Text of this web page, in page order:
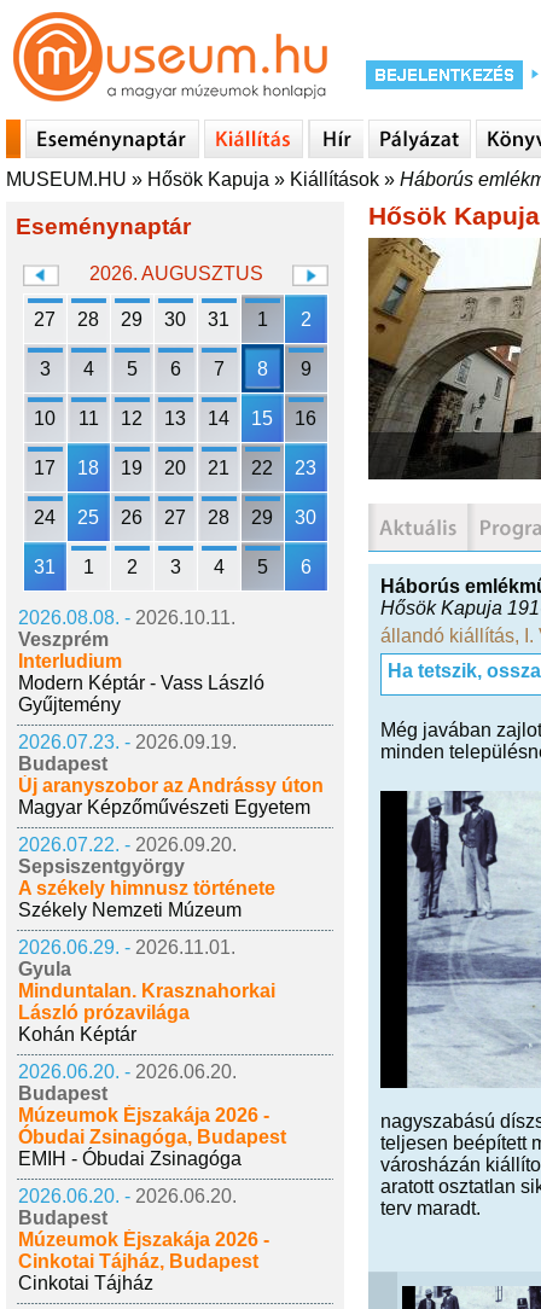
MUSEUM.HU » Hősök Kapuja » Kiállítások » Háborús
Eseménynaptár
2026. AUGUSZTUS
27 28 29 30 31 1 2
3 4 5 6 7 8 9
10 11 12 13 14 15 16
17 18 19 20 21 22 23
24 25 26 27 28 29 30
31 1 2 3 4 5 6
2026.08.08. - 2026.10.11.
Veszprém
Interludium
Modern Képtár - Vass László
Gyűjtemény
2026.07.23. - 2026.09.19.
Budapest
Új aranyszobor az Andrássy úton
Magyar Képzőművészeti Egyetem
2026.07.22. - 2026.09.20.
Sepsiszentgyörgy
A székely himnusz története
Székely Nemzeti Múzeum
2026.06.29. - 2026.11.01.
Gyula
Minduntalan. Krasznahorkai
László prózavilága
Kohán Képtár
2026.06.20. - 2026.06.20.
Budapest
Múzeumok Éjszakája 2026 -
Óbudai Zsinagóga, Budapest
EMIH - Óbudai Zsinagóga
2026.06.20. - 2026.06.20.
Budapest
Múzeumok Éjszakája 2026 -
Cinkotai Tájház, Budapest
Cinkotai Tájház
Hősök Kapuja
Háborús
Hősök Kapuja
állandó kiállítás,
Ha tetszik,
Még javában
minden
nagyszabású
teljesen beépített
városházán
aratott osztatlan
terv maradt.